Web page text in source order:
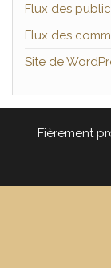
Flux des
Flux des
Site de
Fièrement